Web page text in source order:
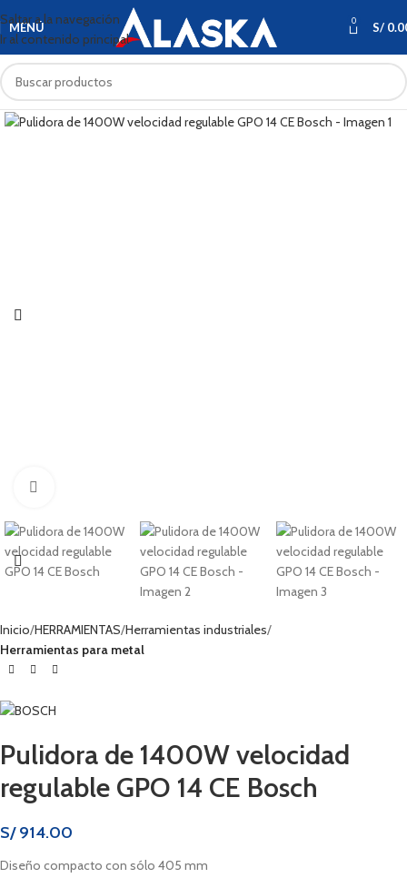
Saltar a la navegación
Ir al contenido principal
MENÚ 0 S/
Inicio HERRAMIENTAS Herramientas industriales
Herramientas para metal
Pulidora de 1400W velocidad
regulable GPO 14 CE Bosch
S/914.00
Diseño compacto con sólo 405 mm